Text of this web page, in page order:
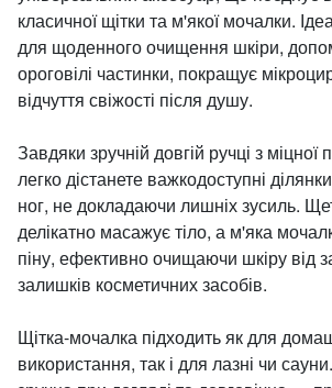
класичної щітки та м'якої мочалки.
для щоденного очищення шкіри,
ороговілі частинки, покращує
відчуття свіжості після душу.
Завдяки зручній довгій ручці з міцної
легко дістанете важкодоступні
ног, не докладаючи лишніх зусиль.
делікатно масажує тіло, а м'яка
піну, ефективно очищаючи шкіру від
залишків косметичних засобів.
Щітка-мочалка підходить як для
використання, так і для лазні чи